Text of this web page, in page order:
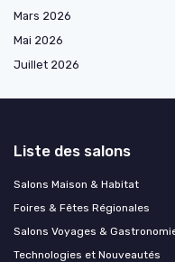
Mars 2026
Mai 2026
Juillet 2026
Liste des salons
Salons Maison & Habitat
Foires & Fêtes Régionales
Salons Voyages &
Technologies et Nouveautés